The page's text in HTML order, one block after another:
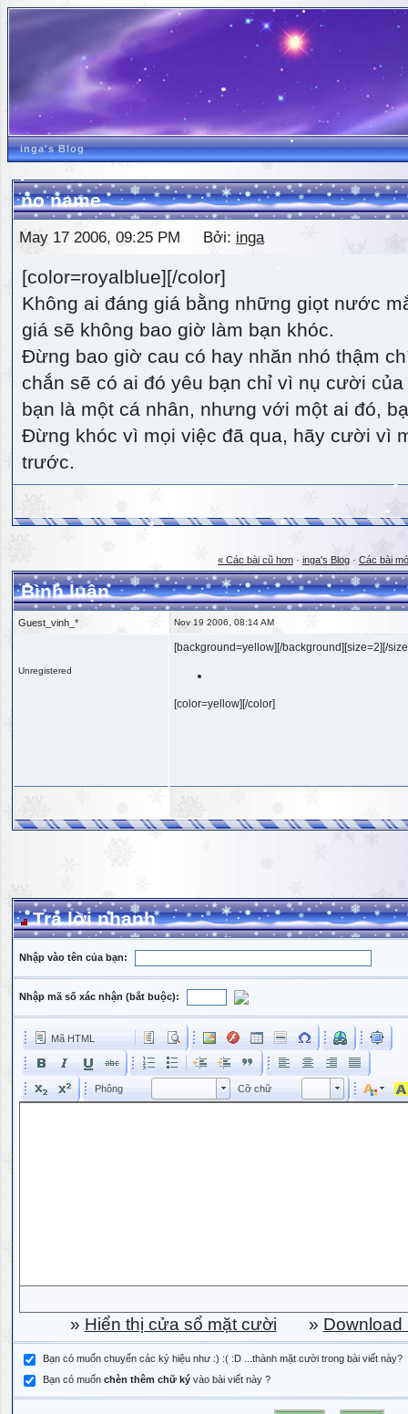
inga's Blog
no name
May 17 2006, 09:25 PM Bởi: inga
[color=royalblue][/color]
Không ai đáng giá bằng những giọt nước
giá sẽ không bao giờ làm bạn khóc.
Đừng bao giờ cau có hay nhăn nhó thậm
chắn sẽ có ai đó yêu bạn chỉ vì nụ cười
bạn là một cá nhân, nhưng với một ai đó,
Đừng khóc vì mọi việc đã qua, hãy cười vì
trước.
« Các bài cũ hơn · inga's Blog · Các bài
Bình luận
Guest_vinh_* Nov 19 2006, 08:14 AM
Unregistered
[background=yellow][/background][size=2][/
[color=yellow][/color]
Trả lời nhanh
Nhập vào tên của bạn:
Nhập mã số xác nhận (bắt buộc):
Mã HTML
Phông Phông Cỡ chữ Kích cỡ phông
» Hiển thị cửa sổ mặt cười » Download
Bạn có muốn chuyển các ký hiệu như :) :( :D ...thành mặt cười trong bài viết này?
Bạn có muốn chèn thêm chữ ký vào bài viết này ?